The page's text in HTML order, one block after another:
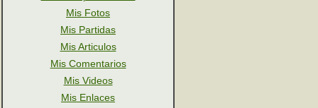
Mis Fotos
Mis Partidas
Mis Articulos
Mis Comentarios
Mis Videos
Mis Enlaces